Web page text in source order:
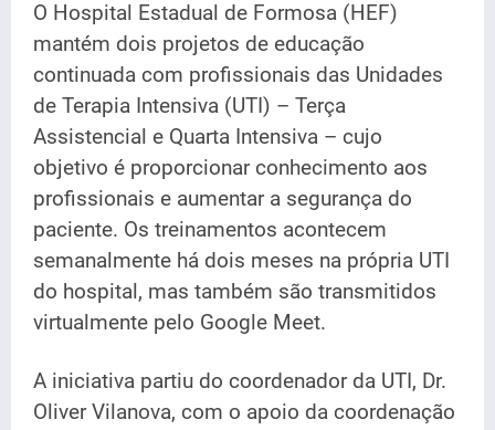
O Hospital Estadual de Formosa (HEF)
mantém dois projetos de educação
continuada com profissionais das Unidades
de Terapia Intensiva (UTI) – Terça
Assistencial e Quarta Intensiva – cujo
objetivo é proporcionar conhecimento aos
profissionais e aumentar a segurança do
paciente. Os treinamentos acontecem
semanalmente há dois meses na própria UTI
do hospital, mas também são transmitidos
virtualmente pelo Google Meet.
A iniciativa partiu do coordenador da UTI, Dr.
Oliver Vilanova, com o apoio da coordenação